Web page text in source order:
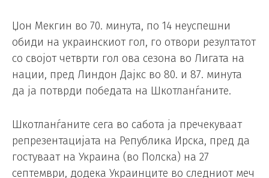
Џон Мекгин во 70. минута, по 14 неуспешни
обиди на украинскиот гол, го отвори резултатот
со својот четврти гол ова сезона во Лигата на
нации, пред Линдон Дајкс во 80. и 87. минута
да ја потврди победата на Шкотланѓаните.
Шкотланѓаните сега во сабота ја пречекуваат
репрезентацијата на Република Ирска, пред да
гостуваат на Украина (во Полска) на 27
септември, додека Украинците во следниот меч